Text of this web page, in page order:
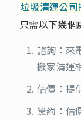
垃圾清運公
只需以下幾個
諮詢：來
搬家清運
估價：提
簽約：估